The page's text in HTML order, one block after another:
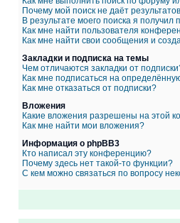
Почему мой поиск не даёт
В результате моего поиска я получил
Как мне найти пользователя
Как мне найти свои сообщения и
Закладки и подписка на темы
Чем отличаются закладки от
Как мне подписаться на
Как мне отказаться от подписки?
Вложения
Какие вложения разрешены на этой
Как мне найти мои вложения?
Информация о phpBB3
Кто написал эту конференцию?
Почему здесь нет такой-то функции?
С кем можно связаться по вопросу